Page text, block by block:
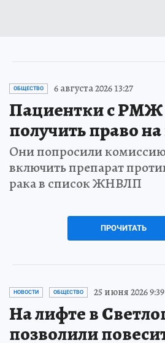
ОБЩЕСТВО 6 августа 2026 13:27
Пациентки с РМЖ
получить право
Они попросили
включить препарат
рака в список ЖНВЛП
ПРОЧИТАТЬ
НОВОСТИ ОБЩЕСТВО 25 июня 2026 9:39
На лифте в
позволили